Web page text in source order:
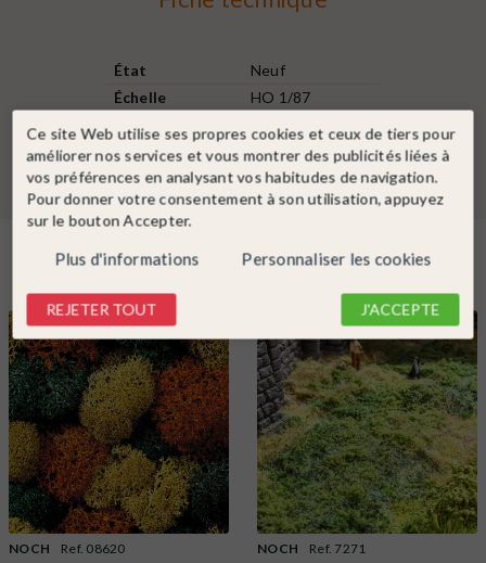
État
Neuf
Échelle
HO 1/87
Hauteur d'arbre
Inférieur à 6.5 cm
Dans la même catégorie
NOCH
Ref. 08620
NOCH
Ref. 7271
Ce site Web utilise ses propres cookies et ceux de tiers pour
améliorer nos services et vous montrer des publicités liées à
vos préférences en analysant vos habitudes de navigation.
Pour donner votre consentement à son utilisation, appuyez
sur le bouton Accepter.
Plus d'informations Personnaliser les cookies
REJETER TOUT J'ACCEPTE